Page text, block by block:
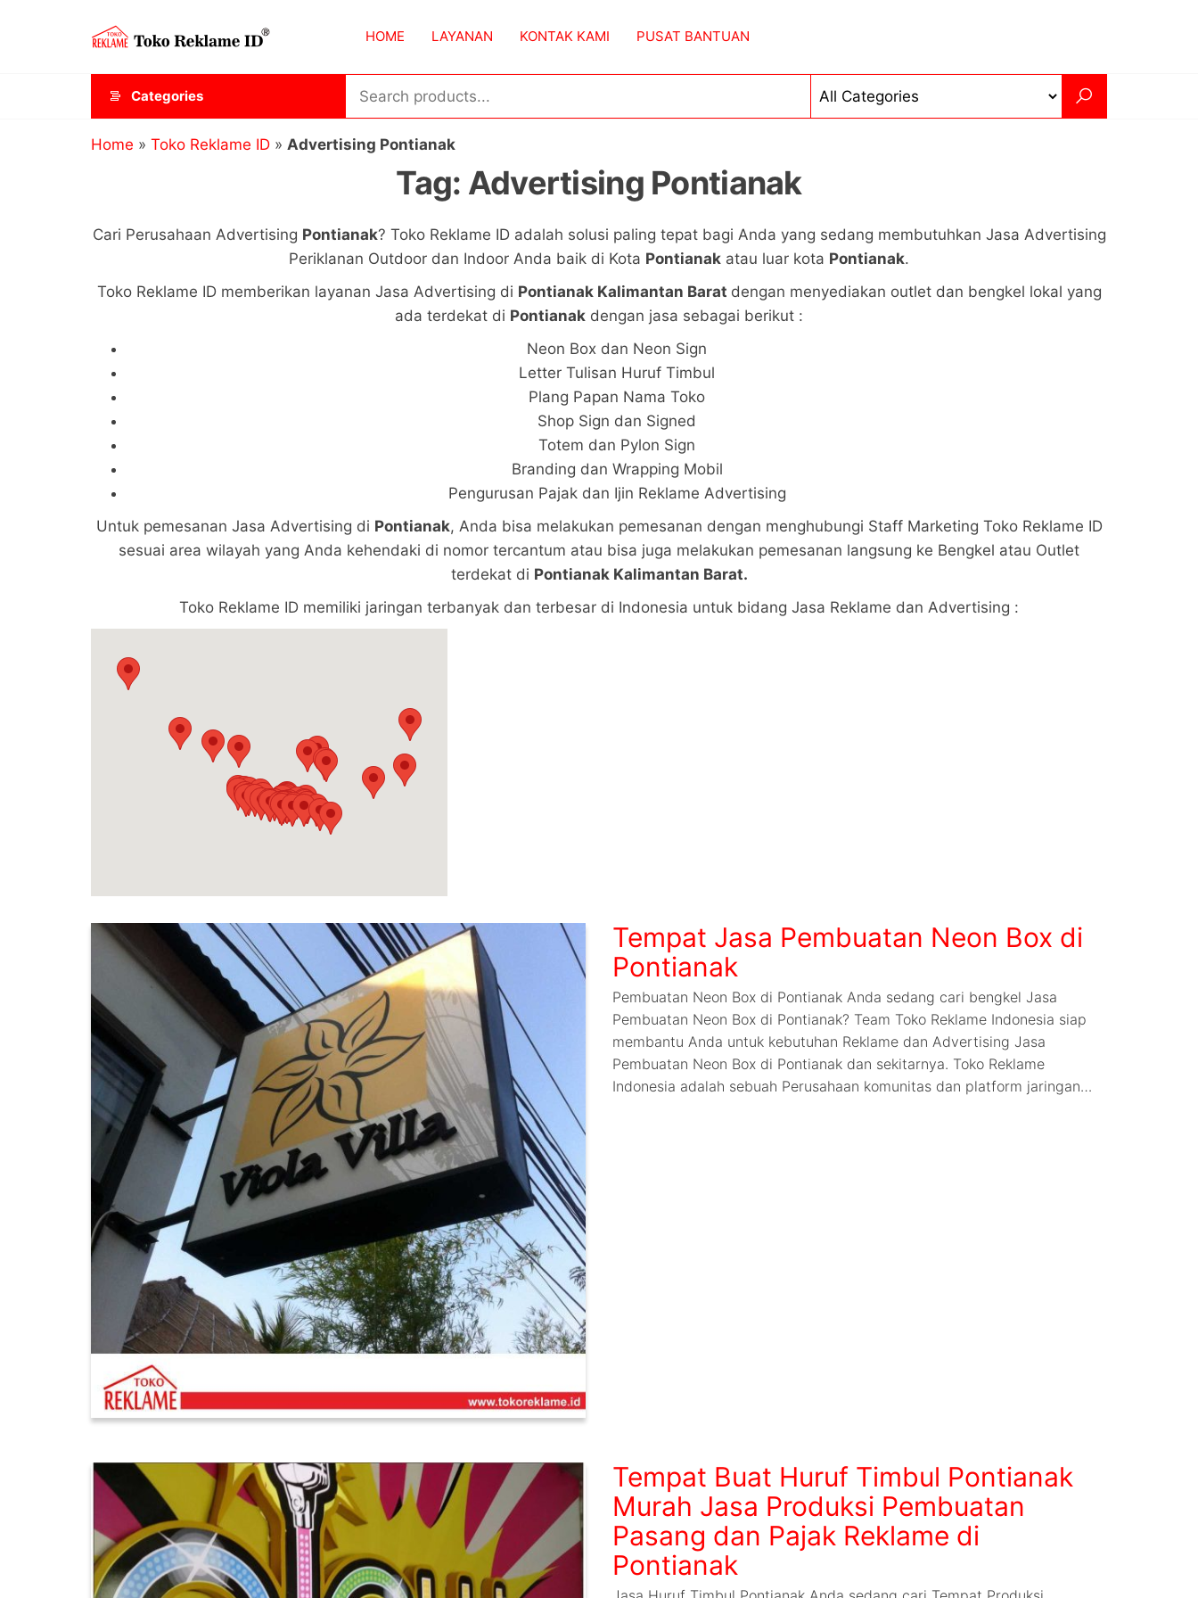
ID
HOME LAYANAN KONTAK KAMI PUSAT BANTUAN
Categories
Home » Toko Reklame ID » Advertising Pontianak
Tag: Advertising Pontianak
Cari Perusahaan Advertising Pontianak? Toko Reklame ID adalah solusi paling tepat bagi Anda yang sedang membutuhkan Jasa Advertising
Periklanan Outdoor dan Indoor Anda baik di Kota Pontianak atau luar kota Pontianak.
Toko Reklame ID memberikan layanan Jasa Advertising di Pontianak Kalimantan Barat dengan menyediakan outlet dan bengkel lokal yang
ada terdekat di Pontianak dengan jasa sebagai berikut :
Neon Box dan Neon Sign
Letter Tulisan Huruf Timbul
Plang Papan Nama Toko
Shop Sign dan Signed
Totem dan Pylon Sign
Branding dan Wrapping Mobil
Pengurusan Pajak dan Ijin Reklame Advertising
Untuk pemesanan Jasa Advertising di Pontianak, Anda bisa melakukan pemesanan dengan menghubungi Staff Marketing Toko Reklame ID
sesuai area wilayah yang Anda kehendaki di nomor tercantum atau bisa juga melakukan pemesanan langsung ke Bengkel atau Outlet
terdekat di Pontianak Kalimantan Barat.
Toko Reklame ID memiliki jaringan terbanyak dan terbesar di Indonesia untuk bidang Jasa Reklame dan Advertising :
Tempat Jasa Pembuatan Neon Box di
Pontianak
Pembuatan Neon Box di Pontianak Anda sedang cari bengkel Jasa
Pembuatan Neon Box di Pontianak? Team Toko Reklame Indonesia siap
membantu Anda untuk kebutuhan Reklame dan Advertising Jasa
Pembuatan Neon Box di Pontianak dan sekitarnya. Toko Reklame
Indonesia adalah sebuah Perusahaan komunitas dan platform jaringan…
Tempat Buat Huruf Timbul Pontianak
Murah Jasa Produksi Pembuatan
Pasang dan Pajak Reklame di
Pontianak